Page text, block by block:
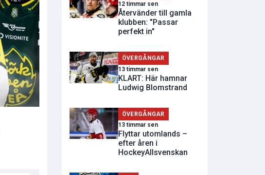
12 timmar sen
Återvänder till gamla
klubben: "Passar
perfekt in"
ÖVERGÅNGAR
13 timmar sen
KLART: Här hamnar
Ludwig Blomstrand
ÖVERGÅNGAR
13 timmar sen
Flyttar utomlands –
efter åren i
HockeyAllsvenskan